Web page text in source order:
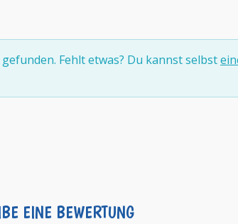
Fehlt etwas? Du kannst selbst
EINE BEWERTUNG